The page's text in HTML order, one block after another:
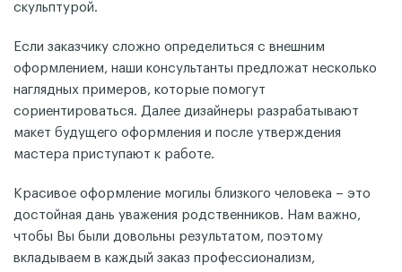
скульптурой.
Если заказчику сложно определиться с внешним
оформлением, наши консультанты предложат несколько
наглядных примеров, которые помогут
сориентироваться. Далее дизайнеры разрабатывают
макет будущего оформления и после утверждения
мастера приступают к работе.
Красивое оформление могилы близкого человека – это
достойная дань уважения родственников. Нам важно,
чтобы Вы были довольны результатом, поэтому
вкладываем в каждый заказ профессионализм,